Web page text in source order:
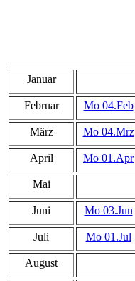
Januar
Februar Mo 04.Feb
März Mo 04.Mrz
April Mo 01.Apr
Mai
Juni Mo 03.Jun
Juli Mo 01.Jul
August